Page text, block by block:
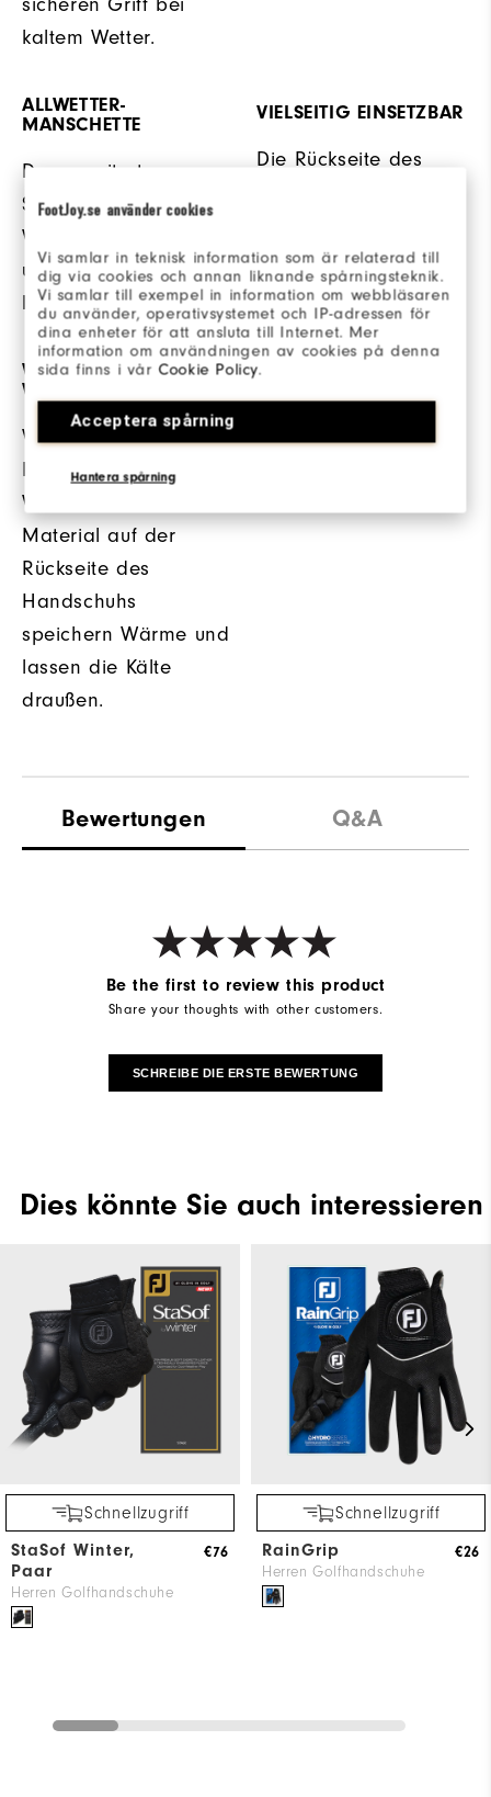
FootJoy.se använder cookies
Vi samlar in teknisk information som är relaterad till
dig via cookies och annan liknande spårningsteknik.
Vi samlar till exempel in information om webbläsaren
du använder, operativsystemet och IP-adressen för
dina enheter för att ansluta till Internet. Mer
information om användningen av cookies på denna
sida finns i vårCookie Policy.
Acceptera spårning
Hantera spårning
kaltem Wetter.
ALLWETTER-
MANSCHETTE
Der erweiterte
Strickbund hält die
Wärme am Körper
und blockiert das
Eindringen von Kälte.
VIELSEITIG EINSETZBAR
Die Rückseite des
ausgestattet.
WARM +
WINDGESCHÜTZT
Wasserfeste
Nylonstrukturen und
Weather-Shield™-
Material auf der
Rückseite des
Handschuhs
speichern Wärme und
lassen die Kälte
draußen.
Bewertungen Q&A
Be the first to review this product
Share your thoughts with other customers.
SCHREIBE DIE ERSTE BEWERTUNG
Dies könnte Sie auch interessieren
Schnellzugriff
StaSof Winter,
Paar
Herren Golfhandschuhe
€76
Schnellzugriff
RainGrip
Herren Golfhandschuhe
€26